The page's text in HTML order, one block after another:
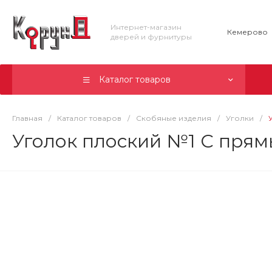
Интернет-магазин
дверей и фурнитуры
Кемерово
Каталог товаров
Главная / Каталог товаров / Скобяные изделия / Уголки /
Уголок плоский №1 С